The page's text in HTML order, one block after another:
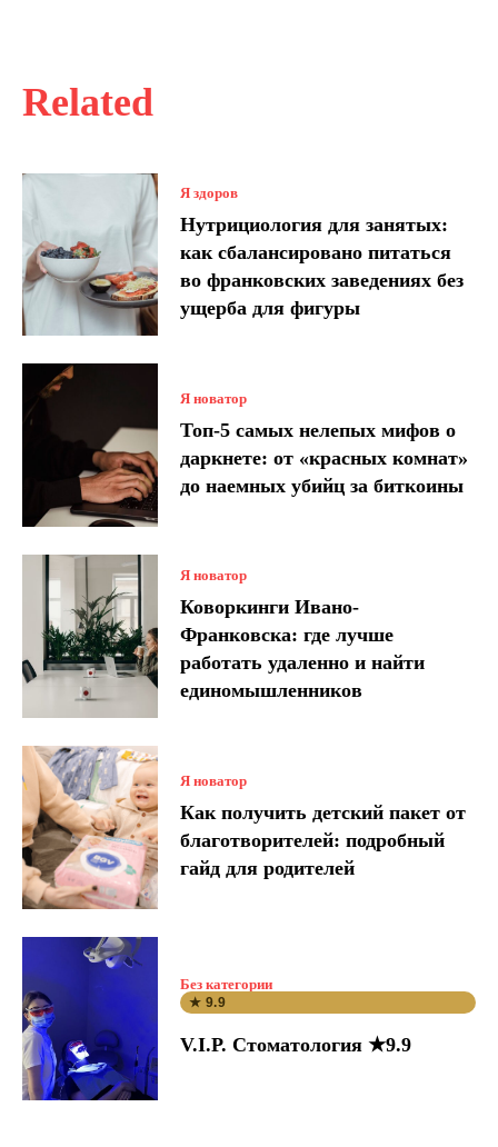
Related
Я здоров
Нутрициология для занятых:
как сбалансировано питаться
во франковских заведениях без
ущерба для фигуры
Я новатор
Топ-5 самых нелепых мифов о
даркнете: от «красных комнат»
до наемных убийц за биткоины
Я новатор
Коворкинги Ивано-
Франковска: где лучше
работать удаленно и найти
единомышленников
Я новатор
Как получить детский пакет от
благотворителей: подробный
гайд для родителей
Без категории
★ 9.9
V.I.P. Стоматология ★9.9